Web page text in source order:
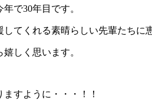
で30年目です。
てくれる素晴らしい先輩たちに
しく思います。
すように・・・！！